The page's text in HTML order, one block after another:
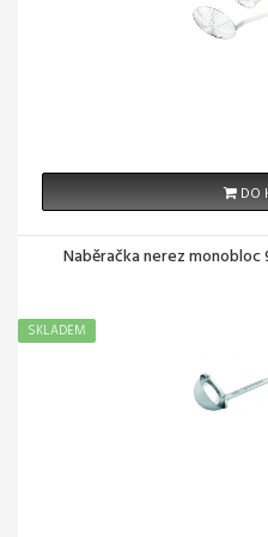
DO
Naběračka nerez
SKLADEM